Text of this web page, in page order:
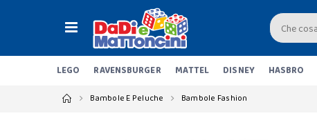
LEGO RAVENSBURGER MATTEL DISNEY HASBRO
Bambole E Peluche Bambole Fashion